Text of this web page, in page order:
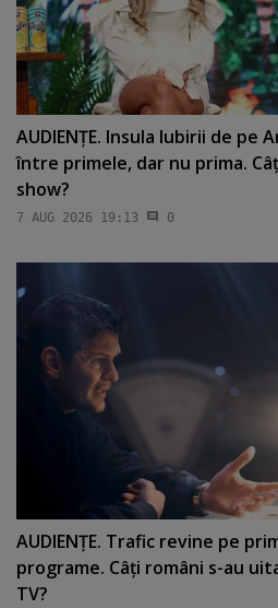
AUDIENŢE. Insula Iubirii de pe
între primele, dar nu prima.
show?
7 AUG 2026 19:13 0
AUDIENŢE. Trafic revine pe
programe. Câţi români s-au
TV?